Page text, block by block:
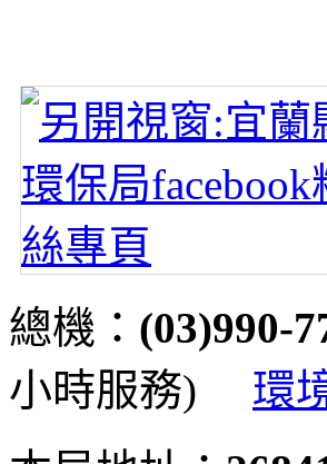
總機： (03)990-
小時服務) 環